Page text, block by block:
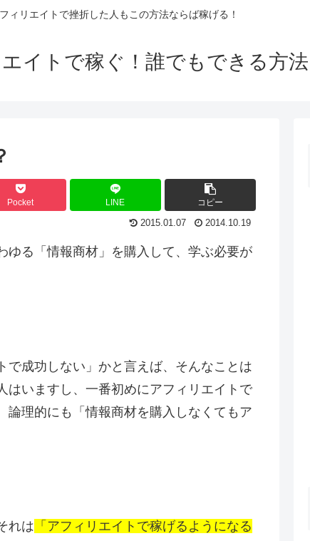
ィリエイトで挫折した人もこの方法ならば稼げる！
イトで稼ぐ！誰でもできる方法
Pocket LINE コピー
2015.01.07 2014.10.19
ゆる「情報商材」を購入して、学ぶ必要が
で成功しない」かと言えば、そんなことは
はいますし、一番初めにアフィリエイトで
論理的にも「情報商材を購入しなくてもア
れは 「アフィリエイトで稼げるようになる